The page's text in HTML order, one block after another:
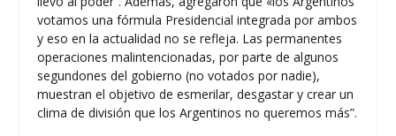
votamos una fórmula Presidencial integrada por ambos
y eso en la actualidad no se refleja. Las permanentes
operaciones malintencionadas, por parte de algunos
segundones del gobierno (no votados por nadie),
muestran el objetivo de esmerilar, desgastar y crear un
clima de división que los Argentinos no queremos más”.